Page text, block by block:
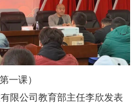
一课）
限公司教育部主任李欣发表